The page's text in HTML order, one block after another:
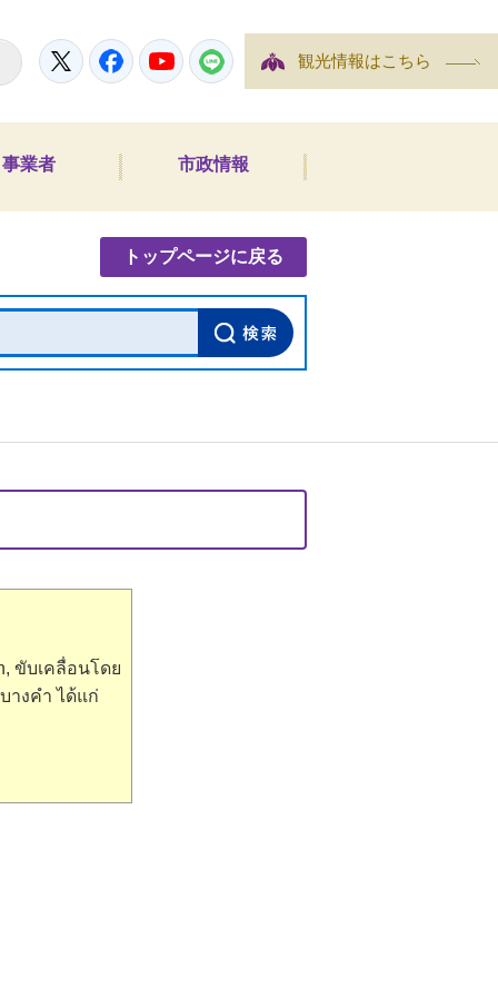
TwitterFacebookYouTubeLINE 観光情報はこちら
事業者 市政情報
トップページに戻る
ขับเคลื่อนโดย
างคำ ได้แก่